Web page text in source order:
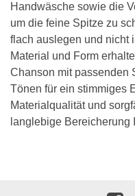
Handwäsche sowie die
um die feine Spitze zu
flach auslegen und nicht
Material und Form
Chanson mit passenden
Tönen für ein stimmiges
Materialqualität und
langlebige Bereicherung